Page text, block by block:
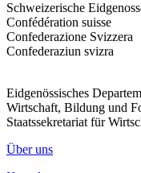
Schweizerische
Confédération suisse
Confederazione Svizzera
Confederaziun svizra
Eidgenössisches
Wirtschaft, Bildung und
Staatssekretariat für
Über uns